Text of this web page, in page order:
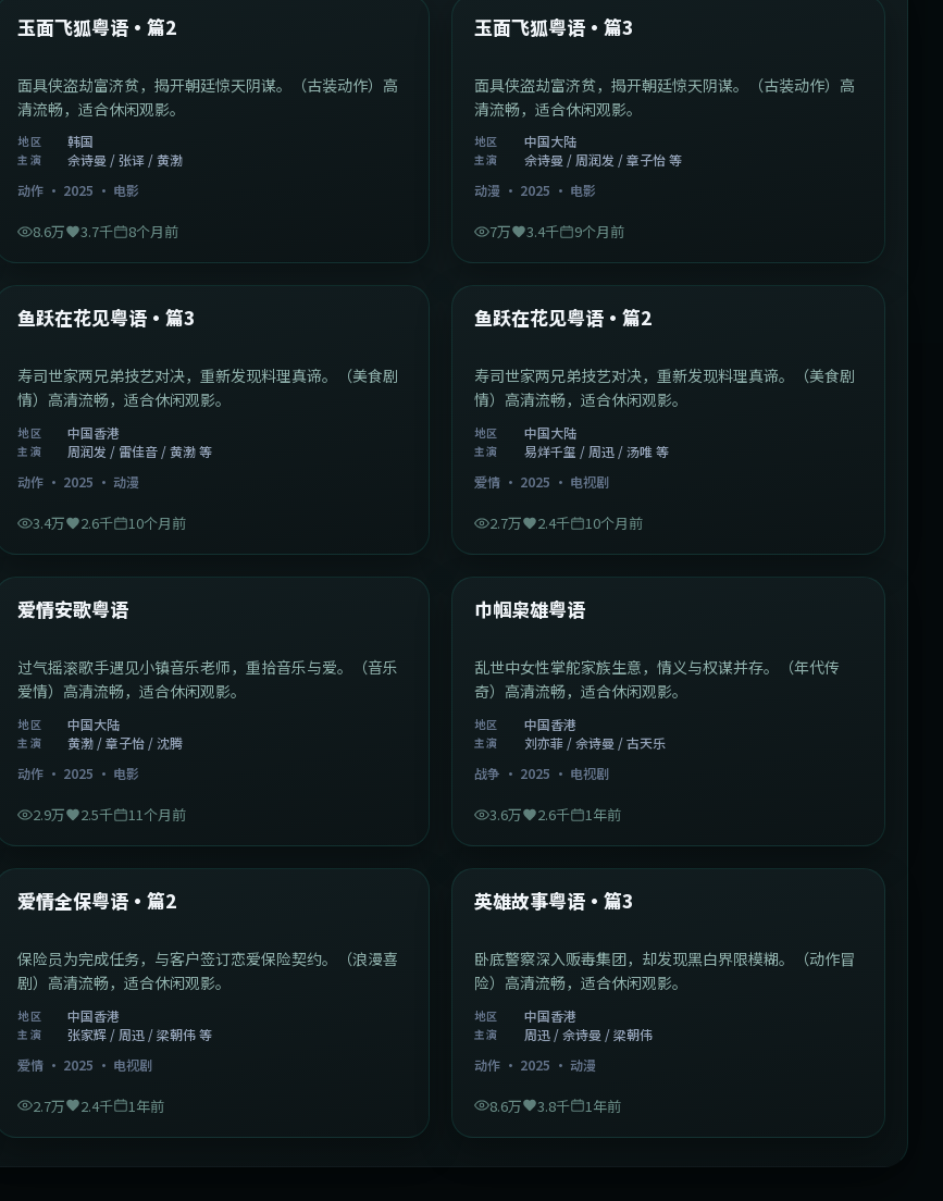
最新
玉面飞狐粤语·篇2
面具侠盗劫富济贫，揭开朝廷惊天阴谋。（古装动作）高
清流畅，适合休闲观影。
地区 韩国
主演
佘诗曼 / 张译 / 黄渤
动作 · 2025 · 电影
8.6万 3.7千 8个月前
最新
玉面飞狐粤语·篇3
面具侠盗劫富济贫，揭开朝廷惊天阴谋。（古装动作）高
清流畅，适合休闲观影。
地区 中国大陆
主演
佘诗曼 / 周润发 / 章子怡 等
动漫 · 2025 · 电影
7万 3.4千 9个月前
最新
中国香港 1:02:40
鱼跃在花见粤语·篇3
寿司世家两兄弟技艺对决，重新发现料理真谛。（美食剧
情）高清流畅，适合休闲观影。
地区 中国香港
主演
周润发 / 雷佳音 / 黄渤 等
动作 · 2025 ·动漫
3.4万 2.6千 10个月前
最新
中国大陆 1:09:53
鱼跃在花见粤语·篇2
寿司世家两兄弟技艺对决，重新发现料理真谛。（美食剧
情）高清流畅，适合休闲观影。
地区 中国大陆
主演
易烊千玺 / 周迅 / 汤唯 等
爱情· 2025 · 电视剧
2.7万 2.4千 10个月前
最新
中国大陆 1:46:58
爱情安歌粤语
过气摇滚歌手遇见小镇音乐老师，重拾音乐与爱。（音乐
爱情）高清流畅，适合休闲观影。
地区 中国大陆
主演
黄渤 / 章子怡 / 沈腾
动作 · 2025 · 电影
2.9万 2.5千 11个月前
最新
中国香港 1:29:59
巾帼枭雄粤语
乱世中女性掌舵家族生意，情义与权谋并存。（年代传
奇）高清流畅，适合休闲观影。
地区 中国香港
主演
刘亦菲 / 佘诗曼 / 古天乐
战争 · 2025 · 电视剧
3.6万 2.6千 1年前
最新
中国香港
爱情全保粤语·篇2
保险员为完成任务，与客户签订恋爱保险契约。（浪漫喜
剧）高清流畅，适合休闲观影。
地区 中国香港
主演
张家辉 / 周迅 / 梁朝伟 等
爱情 · 2025 · 电视剧
2.7万 2.4千 1年前
最新
中国香港
英雄故事粤语·篇3
卧底警察深入贩毒集团，却发现黑白界限模糊。（动作冒
险）高清流畅，适合休闲观影。
地区 中国香港
主演
周迅 / 佘诗曼 / 梁朝伟
动作· 2025 · 动漫
8.6万 3.8千 1年前